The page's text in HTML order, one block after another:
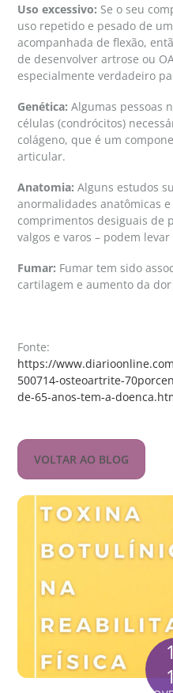
Uso excessivo: Se o seu
uso repetido e pesado de
acompanhada de flexão,
de desenvolver artrose ou
especialmente verdadeiro
Genética: Algumas pessoas
células (condrócitos)
colágeno, que é um
articular.
Anatomia: Alguns estudos
anormalidades anatômicas
comprimentos desiguais de
valgos e varos – podem levar
Fumar: Fumar tem sido
cartilagem e aumento da
Fonte:
https://
500714-osteoartrite-
de-65-anos-tem-a-
VOLTAR AO BLOG